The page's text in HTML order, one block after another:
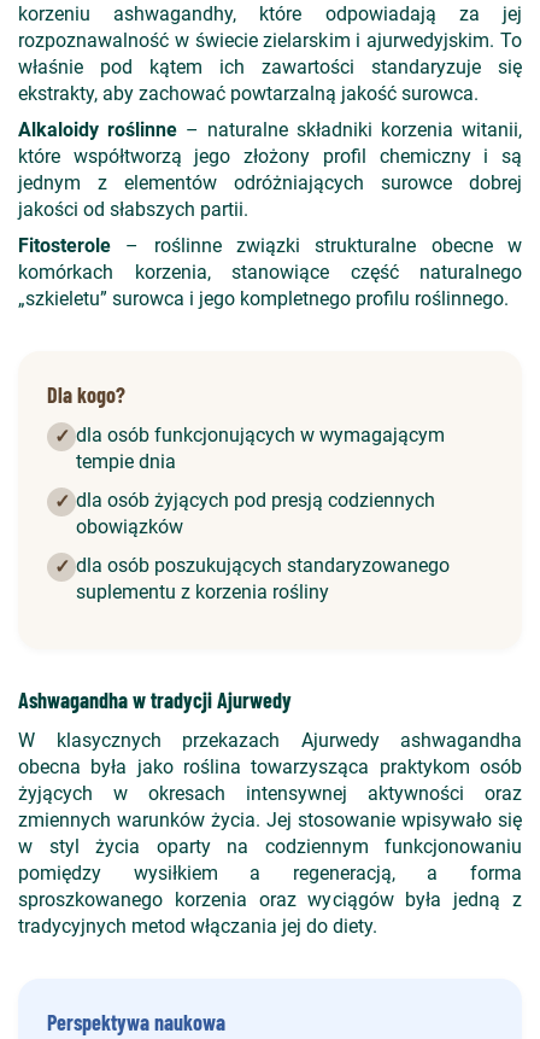
korzeniu ashwagandhy, które odpowiadają za jej
rozpoznawalność w świecie zielarskim i ajurwedyjskim. To
właśnie pod kątem ich zawartości standaryzuje się
ekstrakty, aby zachować powtarzalną jakość surowca.
Alkaloidy roślinne – naturalne składniki korzenia witanii,
które współtworzą jego złożony profil chemiczny i są
jednym z elementów odróżniających surowce dobrej
jakości od słabszych partii.
Fitosterole – roślinne związki strukturalne obecne w
komórkach korzenia, stanowiące część naturalnego
„szkieletu” surowca i jego kompletnego profilu roślinnego.
Dla kogo?
✓ dla osób funkcjonujących w wymagającym
tempie dnia
✓ dla osób żyjących pod presją codziennych
obowiązków
✓ dla osób poszukujących standaryzowanego
suplementu z korzenia rośliny
Ashwagandha w tradycji Ajurwedy
W klasycznych przekazach Ajurwedy ashwagandha
obecna była jako roślina towarzysząca praktykom osób
żyjących w okresach intensywnej aktywności oraz
zmiennych warunków życia. Jej stosowanie wpisywało się
w styl życia oparty na codziennym funkcjonowaniu
pomiędzy wysiłkiem a regeneracją, a forma
sproszkowanego korzenia oraz wyciągów była jedną z
tradycyjnych metod włączania jej do diety.
Perspektywa naukowa